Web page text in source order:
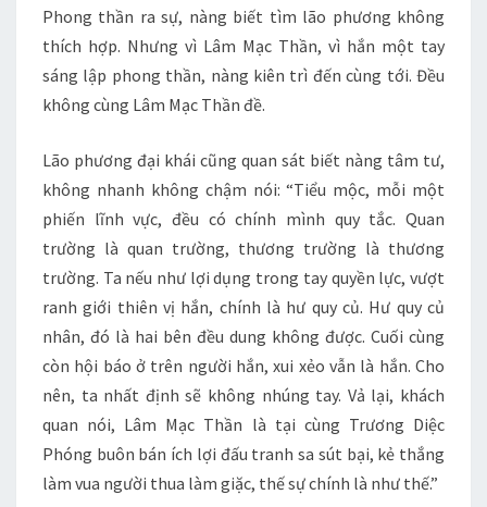
Phong thần ra sự, nàng biết tìm lão phương không
thích hợp. Nhưng vì Lâm Mạc Thần, vì hắn một tay
sáng lập phong thần, nàng kiên trì đến cùng tới. Đều
không cùng Lâm Mạc Thần đề.
Lão phương đại khái cũng quan sát biết nàng tâm tư,
không nhanh không chậm nói: “Tiểu mộc, mỗi một
phiến lĩnh vực, đều có chính mình quy tắc. Quan
trường là quan trường, thương trường là thương
trường. Ta nếu như lợi dụng trong tay quyền lực, vượt
ranh giới thiên vị hắn, chính là hư quy củ. Hư quy củ
nhân, đó là hai bên đều dung không được. Cuối cùng
còn hội báo ở trên người hắn, xui xẻo vẫn là hắn. Cho
nên, ta nhất định sẽ không nhúng tay. Vả lại, khách
quan nói, Lâm Mạc Thần là tại cùng Trương Diệc
Phóng buôn bán ích lợi đấu tranh sa sút bại, kẻ thắng
làm vua người thua làm giặc, thế sự chính là như thế.”